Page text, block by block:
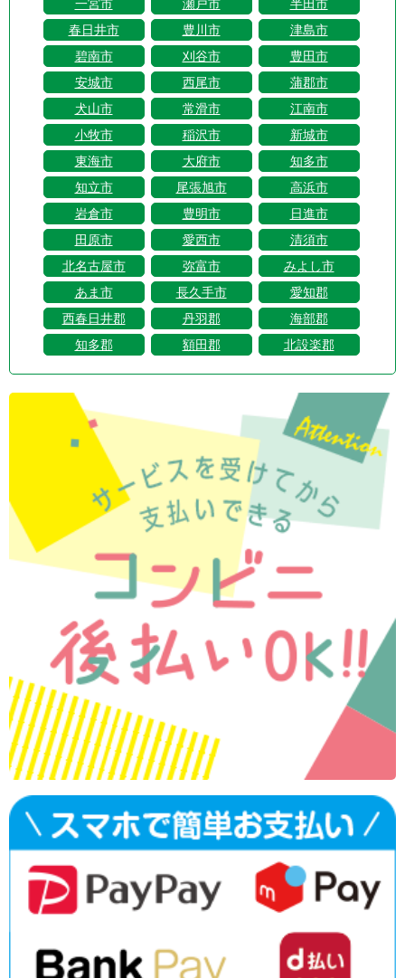
一宮市
瀬戸市
半田市
春日井市
豊川市
津島市
碧南市
刈谷市
豊田市
安城市
西尾市
蒲郡市
犬山市
常滑市
江南市
小牧市
稲沢市
新城市
東海市
大府市
知多市
知立市
尾張旭市
高浜市
岩倉市
豊明市
日進市
田原市
愛西市
清須市
北名古屋市
弥富市
みよし市
あま市
長久手市
愛知郡
西春日井郡
丹羽郡
海部郡
知多郡
額田郡 北設楽郡